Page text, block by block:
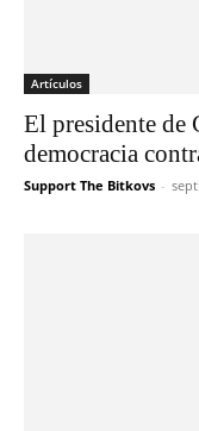
Artículos
El presidente de
democracia
Support The Bitkovs -